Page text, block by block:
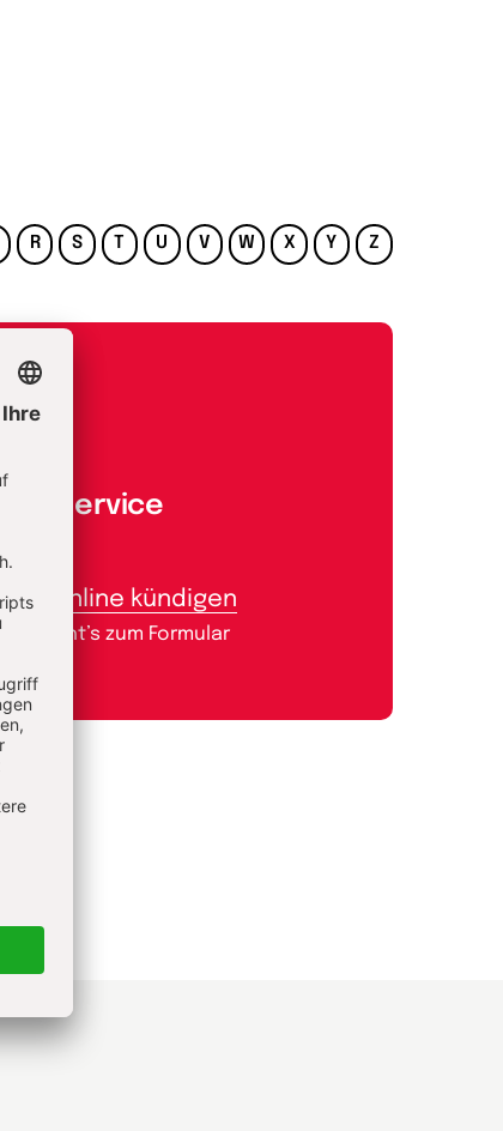
R S T U V W X Y Z
Aboservice
Abo online kündigen
Hier geht’s zum Formular